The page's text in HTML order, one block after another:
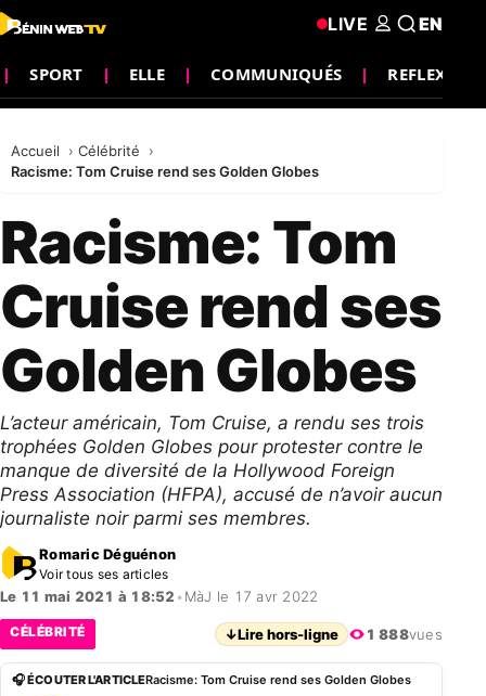
SPORT ELLE COMMUNIQUÉS REFLEXION
LIVE EN
Accueil
Célébrité
Racisme: Tom Cruise rend ses Golden Globes
Racisme: Tom
Cruise rend ses
Golden Globes
L’acteur américain, Tom Cruise, a rendu ses trois
trophées Golden Globes pour protester contre le
manque de diversité de la Hollywood Foreign
Press Association (HFPA), accusé de n’avoir aucun
journaliste noir parmi ses membres.
Romaric Déguénon
Voir tous ses articles
Le 11 mai 2021 à 18:52 • MàJ le 17 avr 2022
CÉLÉBRITÉ ↓Lire hors-ligne 1 888vues
🎧 ÉCOUTER L'ARTICLERacisme: Tom Cruise rend ses Golden Globes